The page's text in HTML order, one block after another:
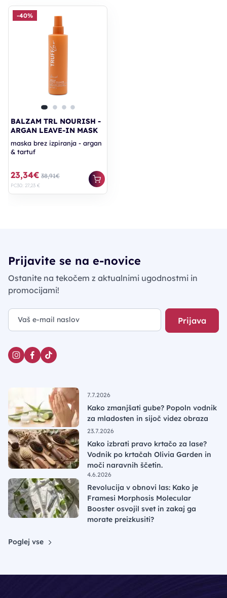
-40%
BALZAM TRL NOURISH -
ARGAN LEAVE-IN MASK
maska brez izpiranja - argan
& tartuf
23,34€ 38,91€
PC30: 27,23 €
Prijavite se na e-novice
Ostanite na tekočem z aktualnimi ugodnostmi in
promocijami!
Prijava
7.7.2026
Kako zmanjšati gube? Popoln vodnik
za mladosten in sijoč videz obraza
23.7.2026
Kako izbrati pravo krtačo za lase?
Vodnik po krtačah Olivia Garden in
moči naravnih ščetin.
4.6.2026
Revolucija v obnovi las: Kako je
Framesi Morphosis Molecular
Booster osvojil svet in zakaj ga
morate preizkusiti?
Poglej vse